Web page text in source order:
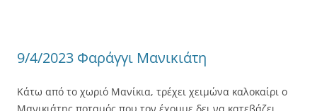
9/4/2023 Φαράγγι Μανικιάτη
Κάτω από το χωριό Μανίκια, τρέχει χειμώνα καλοκαίρι ο